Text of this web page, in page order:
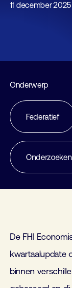
11 december 2025
Onderwerp
Federatief
Onderzoeken
De FHI
kwartaalupdate
binnen